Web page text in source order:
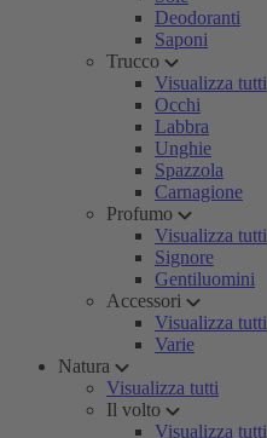
Deodoranti
Saponi
Trucco
Visualizza tutti
Occhi
Labbra
Unghie
Spazzola
Carnagione
Profumo
Visualizza tutti
Signore
Gentiluomini
Accessori
Visualizza tutti
Varie
Natura
Visualizza tutti
Il volto
Visualizza tutti